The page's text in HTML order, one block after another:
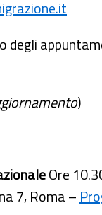
degli
)
Ore
7, Roma –